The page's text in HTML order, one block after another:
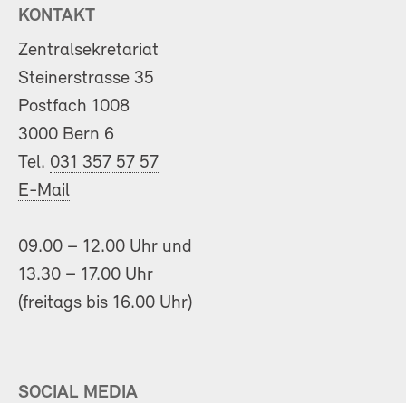
KONTAKT
Zentralsekretariat
Steinerstrasse 35
Postfach 1008
3000 Bern 6
Tel. 031 357 57 57
E-Mail
09.00 – 12.00 Uhr und
13.30 – 17.00 Uhr
(freitags bis 16.00 Uhr)
SOCIAL MEDIA